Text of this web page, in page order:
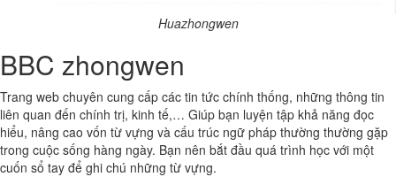
Huazhongwen
BBC zhongwen
Trang web chuyên cung cấp các tin tức chính thống, những thông tin
liên quan đến chính trị, kinh tế,… Giúp bạn luyện tập khả năng đọc
hiểu, nâng cao vốn từ vựng và cấu trúc ngữ pháp thường thường gặp
trong cuộc sống hàng ngày. Bạn nên bắt đầu quá trình học với một
cuốn sổ tay để ghi chú những từ vựng.